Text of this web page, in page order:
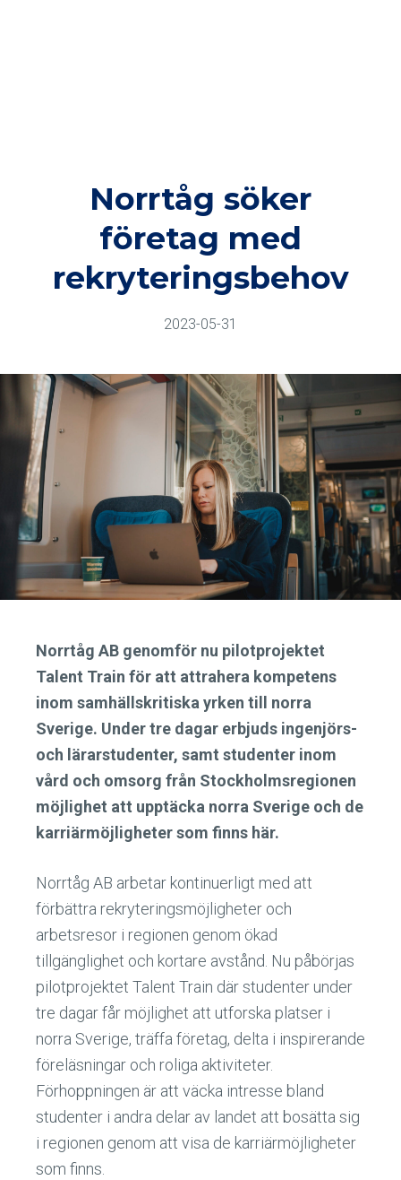
Norrtåg söker
företag med
rekryteringsbehov
2023-05-31
Norrtåg AB genomför nu pilotprojektet
Talent Train för att attrahera kompetens
inom samhällskritiska yrken till norra
Sverige. Under tre dagar erbjuds ingenjörs-
och lärarstudenter, samt studenter inom
vård och omsorg från Stockholmsregionen
möjlighet att upptäcka norra Sverige och de
karriärmöjligheter som finns här.
Norrtåg AB arbetar kontinuerligt med att
förbättra rekryteringsmöjligheter och
arbetsresor i regionen genom ökad
tillgänglighet och kortare avstånd. Nu påbörjas
pilotprojektet Talent Train där studenter under
tre dagar får möjlighet att utforska platser i
norra Sverige, träffa företag, delta i inspirerande
föreläsningar och roliga aktiviteter.
Förhoppningen är att väcka intresse bland
studenter i andra delar av landet att bosätta sig
i regionen genom att visa de karriärmöjligheter
som finns.